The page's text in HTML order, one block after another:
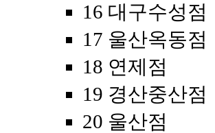
16 대구수성점
17 울산옥동점
18 연제점
19 경산중산점
20 울산점